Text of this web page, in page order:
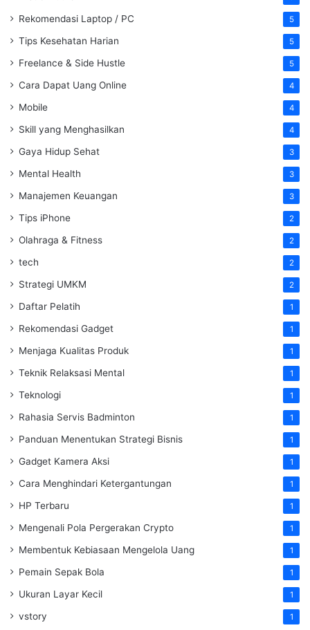
Rekomendasi Laptop / PC 5
Tips Kesehatan Harian 5
Freelance & Side Hustle 5
Cara Dapat Uang Online 4
Mobile 4
Skill yang Menghasilkan 4
Gaya Hidup Sehat 3
Mental Health 3
Manajemen Keuangan 3
Tips iPhone 2
Olahraga & Fitness 2
tech 2
Strategi UMKM 2
Daftar Pelatih 1
Rekomendasi Gadget 1
Menjaga Kualitas Produk 1
Teknik Relaksasi Mental 1
Teknologi 1
Rahasia Servis Badminton 1
Panduan Menentukan Strategi Bisnis 1
Gadget Kamera Aksi 1
Cara Menghindari Ketergantungan 1
HP Terbaru 1
Mengenali Pola Pergerakan Crypto 1
Membentuk Kebiasaan Mengelola Uang 1
Pemain Sepak Bola 1
Ukuran Layar Kecil 1
vstory 1